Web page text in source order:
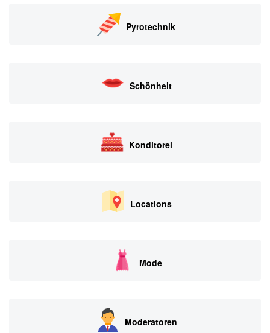
Pyrotechnik
Schönheit
Konditorei
Locations
Mode
Moderatoren